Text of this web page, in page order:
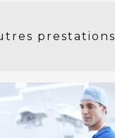
prestations